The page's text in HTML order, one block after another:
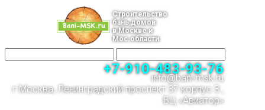
Строительство
бань,домов
в Москве и
Мос.области
+7-910-483-93-76
info@bani-msk.ru
г.Москва, Ленинградский проспект 37 корпус 3 ,
БЦ «Авиатор»